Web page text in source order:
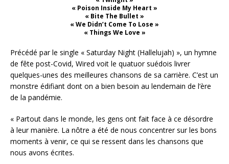
« Poison Inside My Heart »
« Bite The Bullet »
« We Didn’t Come To Lose »
« Things We Love »
Précédé par le single « Saturday Night (Hallelujah) », un hymne
de fête post-Covid, Wired voit le quatuor suédois livrer
quelques-unes des meilleures chansons de sa carrière. C’est un
monstre édifiant dont on a bien besoin au lendemain de l’ère
de la pandémie.
« Partout dans le monde, les gens ont fait face à ce désordre
à leur manière. La nôtre a été de nous concentrer sur les bons
moments à venir, ce qui se ressent dans les chansons que
nous avons écrites.